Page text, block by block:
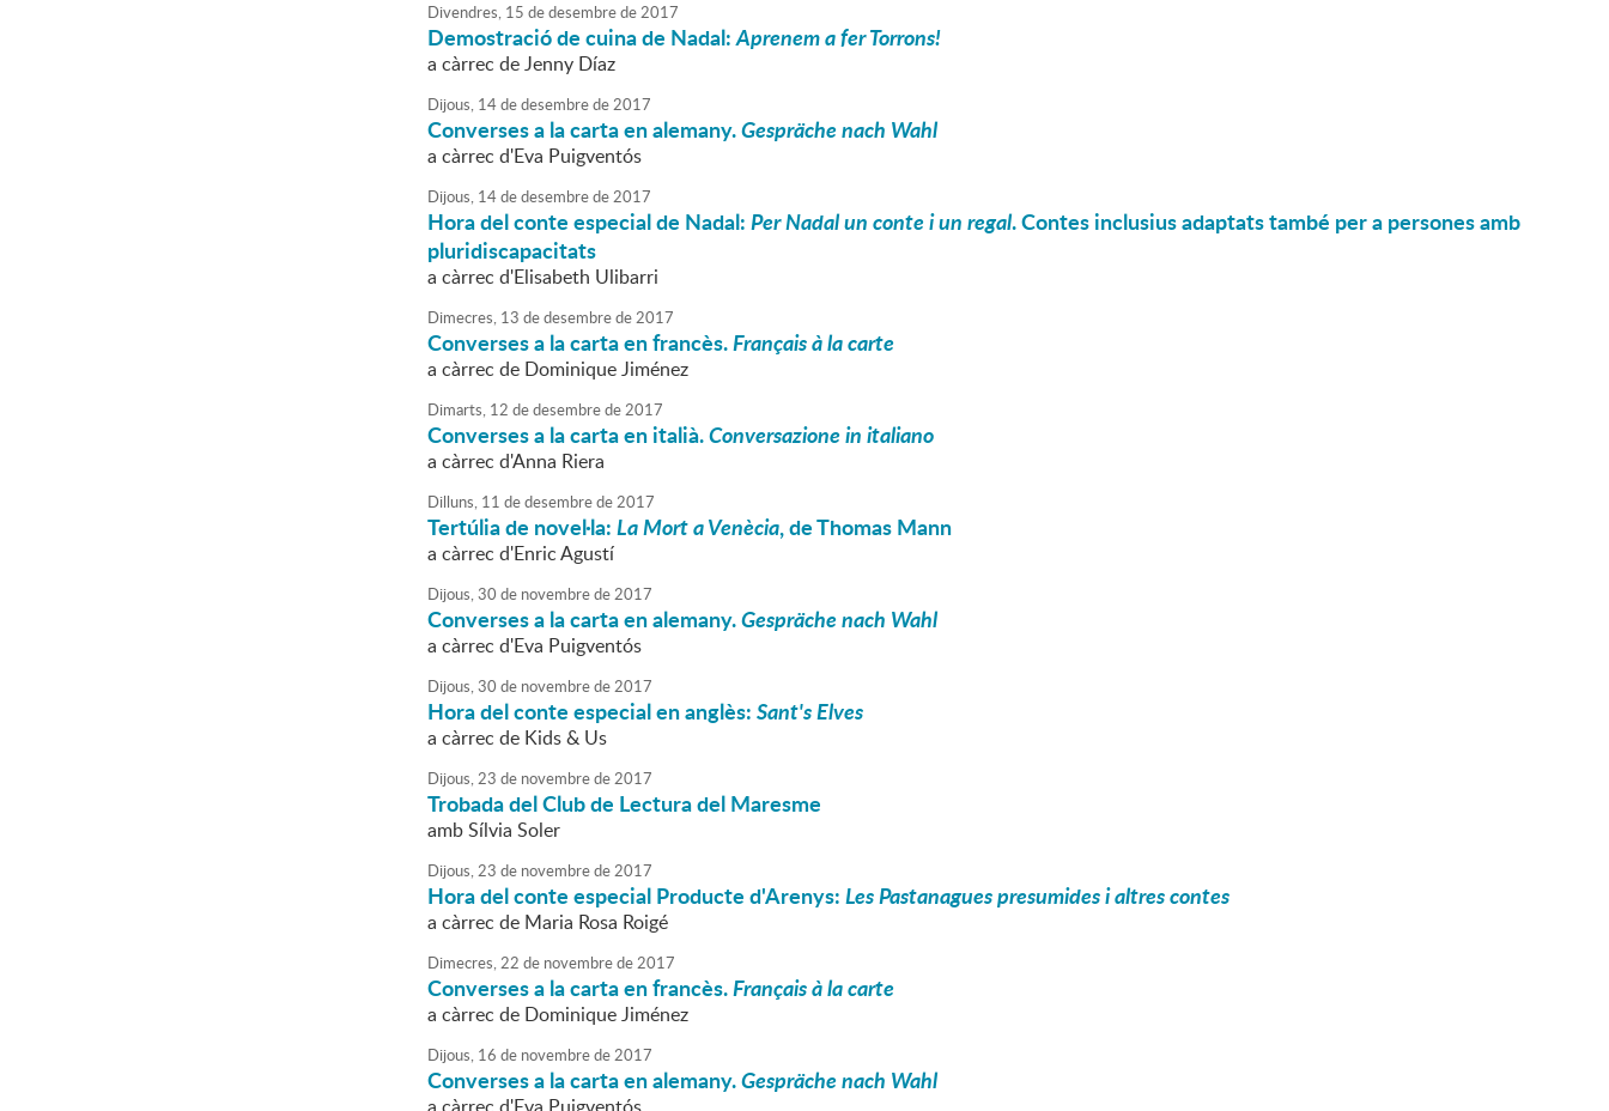
Divendres, 15 dedesembrede2017
Demostració de cuina de Nadal:Aprenem a fer Torrons!
a càrrec de Jenny Díaz
Dijous, 14dedesembrede2017
Converses a la carta en alemany.Gespräche nach Wahl
a càrrec d'Eva Puigventós
Dijous, 14dedesembrede2017
Hora del conte especial de Nadal:Per Nadal un conte i un regal. Contes inclusius adaptats també per a persones amb
pluridiscapacitats
a càrrec d'Elisabeth Ulibarri
Dimecres, 13 dedesembrede2017
Converses a la carta en francès.Français à la carte
a càrrec de Dominique Jiménez
Dimarts, 12 dedesembrede2017
Converses a la carta en italià.Conversazione in italiano
a càrrec d'Anna Riera
Dilluns, 11 dedesembrede2017
Tertúlia de novel·la:La Mort a Venècia, de Thomas Mann
a càrrec d'Enric Agustí
Dijous,30 de novembrede2017
Converses a la carta en alemany.Gespräche nach Wahl
a càrrec d'Eva Puigventós
Dijous,30 de novembrede2017
Hora del conte especial en anglès:Sant's Elves
a càrrec de Kids & Us
Dijous,23 de novembrede2017
Trobada del Club de Lectura del Maresme
amb Sílvia Soler
Dijous,23 de novembrede2017
Hora del conte especial Producte d'Arenys:Les Pastanagues presumides i altres contes
a càrrec de Maria Rosa Roigé
Dimecres,22 de novembrede2017
Converses a la carta en francès.Français à la carte
a càrrec de Dominique Jiménez
Dijous, 16 de novembrede2017
Converses a la carta en alemany.Gespräche nach Wahl